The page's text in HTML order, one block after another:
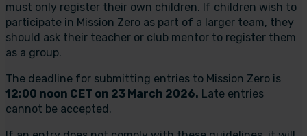
must only register their own children. If children wish to
participate in Mission Zero as part of a larger team, they
should ask their teacher or club mentor to register them
as a group.
The deadline for submitting entries to Mission Zero is
12:00 noon CET on 23 March 2026. Late entries
cannot be accepted.